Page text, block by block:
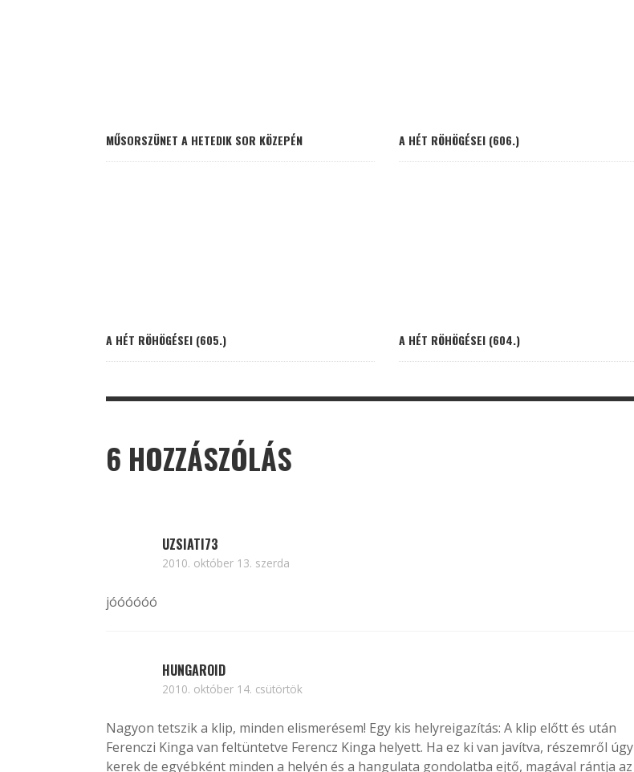
MŰSORSZÜNET A HETEDIK SOR KÖZEPÉN A HÉT RÖHÖGÉSEI (606.)
A HÉT RÖHÖGÉSEI (605.) A HÉT RÖHÖGÉSEI (604.)
6 HOZZÁSZÓLÁS
UZSIATI73
2010. október 13. szerda
jóóóóóó
HUNGAROID
2010. október 14. csütörtök
Nagyon tetszik a klip, minden elismerésem! Egy kis helyreigazítás: A klip előtt és után
Ferenczi Kinga van feltüntetve Ferencz Kinga helyett. Ha ez ki van javítva, részemről úgy
kerek de egyébként minden a helyén és a hangulata gondolatba ejtő, magával rántja az